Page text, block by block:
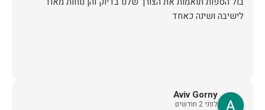
לישיבה ושינה כאחד
Aviv Gorny
לפני 2 חודשים